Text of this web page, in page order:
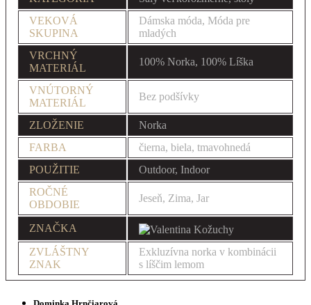
VEKOVÁ
SKUPINA
Dámska móda, Móda pre
mladých
VRCHNÝ
MATERIÁL
100% Norka, 100% Líška
VNÚTORNÝ
MATERIÁL
Bez podšívky
ZLOŽENIE
Norka
FARBA
čierna, biela, tmavohnedá
POUŽITIE
Outdoor, Indoor
ROČNÉ
OBDOBIE
Jeseň, Zima, Jar
ZNAČKA
ZVLÁŠTNY
ZNAK
Exkluzívna norka v kombinácii
s líščim lemom